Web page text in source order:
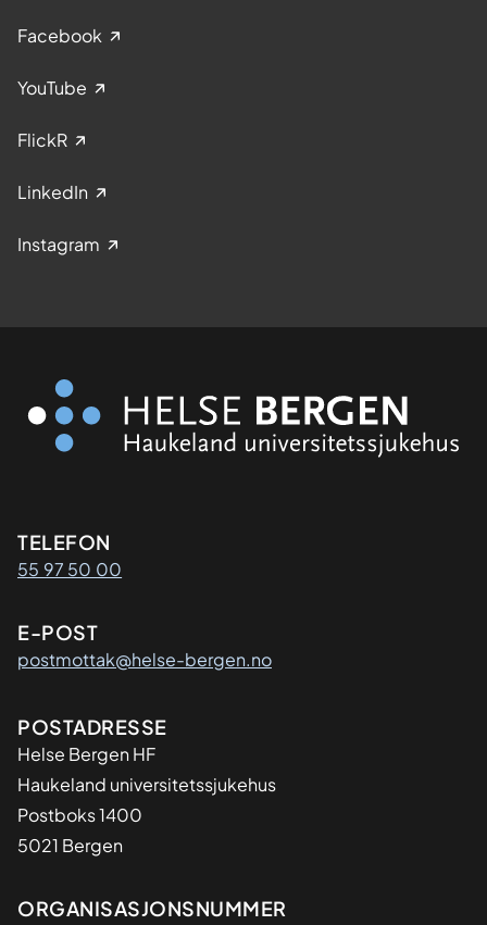
Facebook
YouTube
FlickR
LinkedIn
Instagram
Kontaktinformasjon
TELEFON
55 97 50 00
E-POST
postmottak@helse-bergen.no
Adresse
POSTADRESSE
Helse Bergen HF
Haukeland universitetssjukehus
Postboks 1400
5021 Bergen
Organisasjon
ORGANISASJONSNUMMER